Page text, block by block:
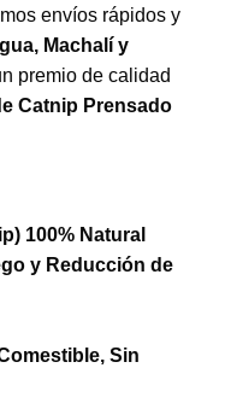
envíos rápidos y
Machalí y
premio de calidad
Catnip Prensado
100% Natural
y Reducción de
Sin